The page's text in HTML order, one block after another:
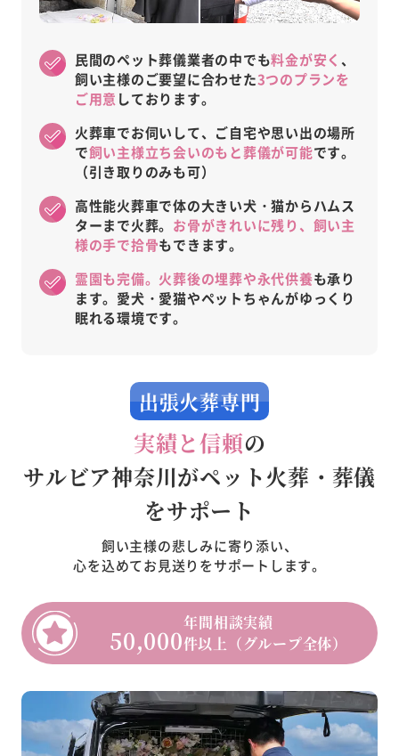
民間のペット葬儀業者の中でも料金が安く 、
飼い主様のご要望に合わせた3つのプランを
ご用意 しております。
火葬車でお伺いして、ご自宅や思い出の場所
で飼い主様立ち会いのもと葬儀が可能です。
（引き取りのみも可）
高性能火葬車で体の大きい犬・猫からハムス
ターまで火葬。 お骨がきれいに残り、飼い主
様の手で拾骨もできます。
霊園も完備。火葬後の埋葬や永代供養も承り
ます。愛犬・愛猫やペットちゃんがゆっくり
眠れる環境です。
出張火葬専門
実績と信頼の
サルビア神奈川がペット火葬・葬儀
をサポート
飼い主様の悲しみに寄り添い、
心を込めてお見送りをサポートします。
年間相談実績
50,000件以上（グループ全体）